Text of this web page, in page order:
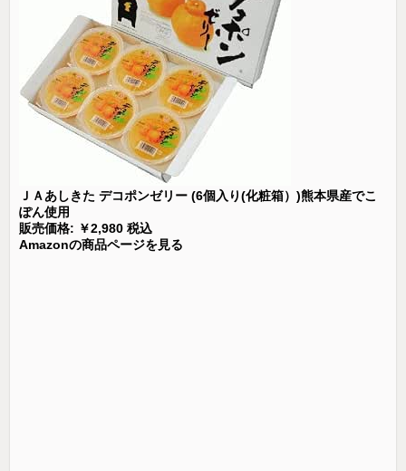
ＪＡあしきた デコポンゼリー (6個入り(化粧箱）)熊本県産でこ
ぽん使用
販売価格: ￥2,980 税込
Amazonの商品ページを見る